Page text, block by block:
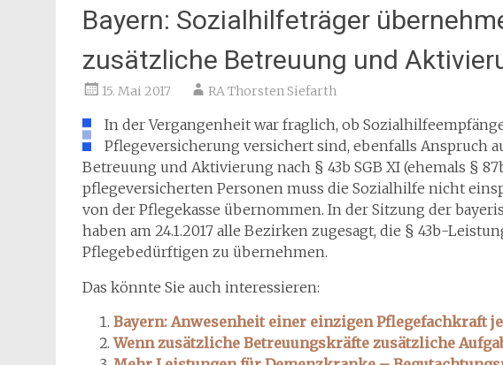
Bayern: Sozialhilfeträger
zusätzliche Betreuung und
15. Mai 2017 RA Thorsten Siefarth
In der Vergangenheit war fraglich, ob
Pflegeversicherung versichert sind, ebenfalls Anspruch
Betreuung und Aktivierung nach § 43b SGB XI (ehemals §
pflegeversicherten Personen muss die Sozialhilfe nicht
von der Pflegekasse übernommen. In der Sitzung der
haben am 24.1.2017 alle Bezirken zugesagt, die § 43b-
Pflegebedürftigen zu übernehmen.
Das könnte Sie auch interessieren:
Bayern: Anwesenheit einer einzigen Pflegefachkraft
Wenn zusätzliche Betreuungskräfte zusätzliche